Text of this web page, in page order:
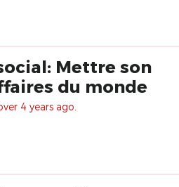
Mettre son
du monde
4 years ago.